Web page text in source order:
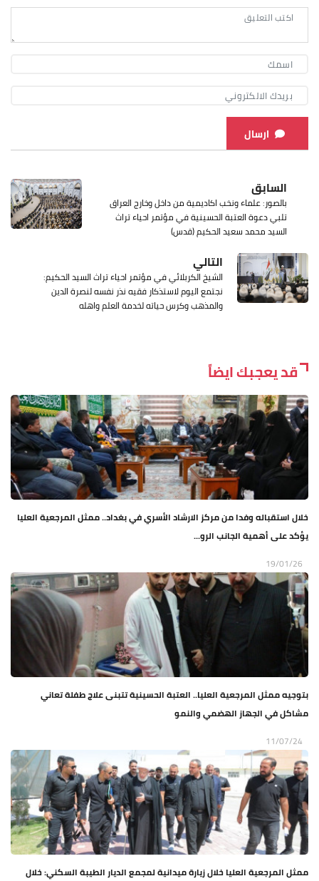
ارسال
السابق
بالصور: علماء ونخب اكاديمية من داخل وخارج العراق
تلبي دعوة العتبة الحسينية في مؤتمر احياء تراث
السيد محمد سعيد الحكيم (قدس)
التالي
الشيخ الكربلائي في مؤتمر احياء تراث السيد الحكيم:
نجتمع اليوم لاستذكار فقيه نذر نفسه لنصرة الدين
والمذهب وكرس حياته لخدمة العلم واهله
قد يعجبك ايضاً
خلال استقباله وفدا من مركز الارشاد الأسري في بغداد.. ممثل المرجعية العليا
يؤكد على أهمية الجانب الرو...
19/01/26
بتوجيه ممثل المرجعية العليا.. العتبة الحسينية تتبنى علاج طفلة تعاني
مشاكل في الجهاز الهضمي والنمو
11/07/24
ممثل المرجعية العليا خلال زيارة ميدانية لمجمع الديار الطيبة السكني: خلال